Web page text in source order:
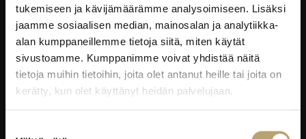
tukemiseen ja kävijämäärämme analysoimiseen. Lisäksi
jaamme sosiaalisen median, mainosalan ja analytiikka-
alan kumppaneillemme tietoja siitä, miten käytät
sivustoamme. Kumppanimme voivat yhdistää näitä
tietoja muihin tietoihin, joita olet antanut heille tai joita on
kerätty, kun olet käyttänyt heidän palvelujaan.
RAVINTOLAPALVELUT
EduCafé
Ruokalistat